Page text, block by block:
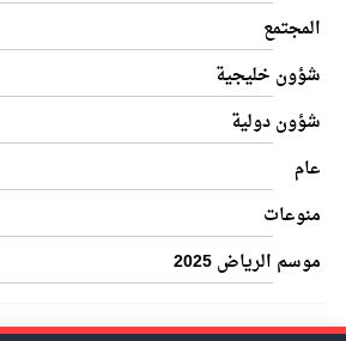
المجتمع
شؤون خليجية
شؤون دولية
عام
منوعات
موسم الرياض 2025